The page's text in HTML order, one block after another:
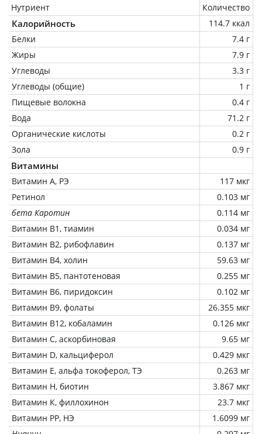
Нутриент
Количество
Калорийность
114.7 ккал
Белки
7.4 г
Жиры
7.9 г
Углеводы
3.3 г
Углеводы (общие)
1 г
Пищевые волокна
0.4 г
Вода
71.2 г
Органические кислоты
0.2 г
Зола
0.9 г
Витамины
Витамин А, РЭ
117 мкг
Ретинол
0.103 мг
бета Каротин
0.114 мг
Витамин В1, тиамин
0.034 мг
Витамин В2, рибофлавин
0.137 мг
Витамин В4, холин
59.63 мг
Витамин В5, пантотеновая
0.255 мг
Витамин В6, пиридоксин
0.102 мг
Витамин В9, фолаты
26.355 мкг
Витамин В12, кобаламин
0.126 мкг
Витамин C, аскорбиновая
9.65 мг
Витамин D, кальциферол
0.429 мкг
Витамин Е, альфа токоферол, ТЭ
0.263 мг
Витамин Н, биотин
3.867 мкг
Витамин К, филлохинон
23.7 мкг
Витамин РР, НЭ
1.6099 мг